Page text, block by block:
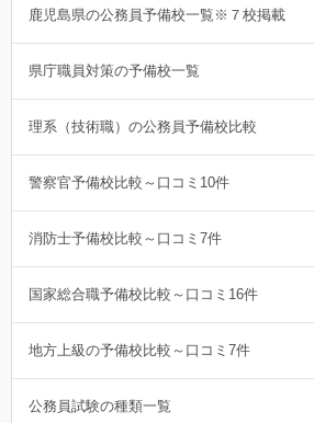
鹿児島県の公務員予備校一覧※７校掲載
県庁職員対策の予備校一覧
理系（技術職）の公務員予備校比較
警察官予備校比較～口コミ10件
消防士予備校比較～口コミ7件
国家総合職予備校比較～口コミ16件
地方上級の予備校比較～口コミ7件
公務員試験の種類一覧